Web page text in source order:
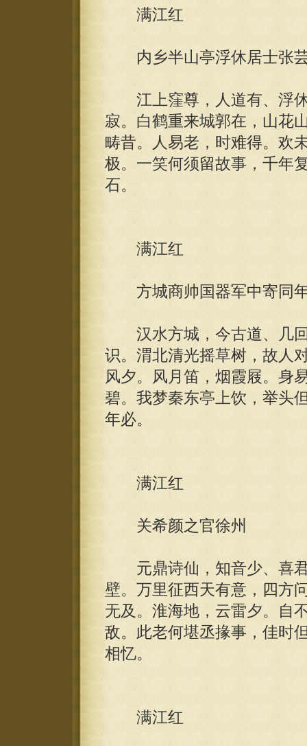
满江红
内乡半山亭浮休居士张芸
江上窪尊，人道有、浮休
寂。白鹤重来城郭在，山花
畴昔。人易老，时难得。欢
极。一笑何须留故事，千年
石。
满江红
方城商帅国器军中寄同年
汉水方城，今古道、几回
识。渭北清光摇草树，故人
风夕。风月笛，烟霞屐。身
碧。我梦秦东亭上饮，举头
年必。
满江红
关希颜之官徐州
元鼎诗仙，知音少、喜君
壁。万里征西天有意，四方
无及。淮海地，云雷夕。自
敌。此老何堪丞掾事，佳时
相忆。
满江红